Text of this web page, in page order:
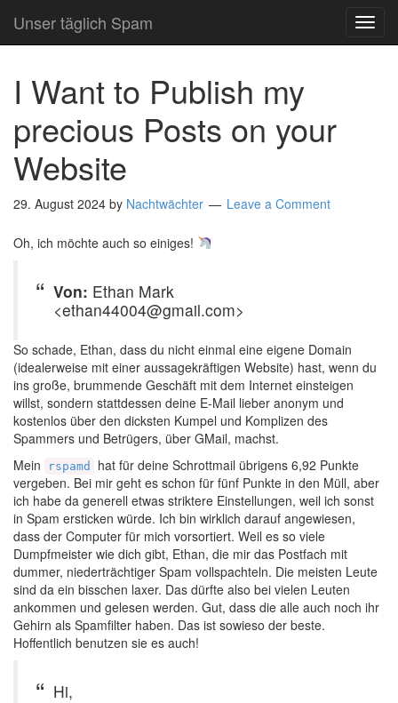
Unser täglich Spam
I Want to Publish my
precious Posts on your
Website
29. August 2024 by Nachtwächter Leave a Comment
Oh, ich möchte auch so einiges!
Von: Ethan Mark
<ethan44004@gmail.com>
So schade, Ethan, dass du nicht einmal eine eigene Domain
(idealerweise mit einer aussagekräftigen Website) hast, wenn du
ins große, brummende Geschäft mit dem Internet einsteigen
willst, sondern stattdessen deine E-Mail lieber anonym und
kostenlos über den dicksten Kumpel und Komplizen des
Spammers und Betrügers, über GMail, machst.
Mein
rspamd
hat für deine Schrottmail übrigens 6,92 Punkte
vergeben. Bei mir geht es schon für fünf Punkte in den Müll, aber
ich habe da generell etwas striktere Einstellungen, weil ich sonst
in Spam ersticken würde. Ich bin wirklich darauf angewiesen,
dass der Computer für mich vorsortiert. Weil es so viele
Dumpfmeister wie dich gibt, Ethan, die mir das Postfach mit
dummer, niederträchtiger Spam vollspachteln. Die meisten Leute
sind da ein bisschen laxer. Das dürfte also bei vielen Leuten
ankommen und gelesen werden. Gut, dass die alle auch noch ihr
Gehirn als Spamfilter haben. Das ist sowieso der beste.
Hoffentlich benutzen sie es auch!
Hi,